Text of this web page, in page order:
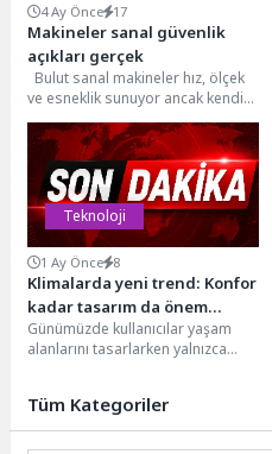
4 Ay Önce 17
Makineler sanal güvenlik
açıkları gerçek
Bulut sanal makineler hız, ölçek
ve esneklik sunuyor ancak kendi
başlarına bırakıldıklarında risk
oluşturuyor. Amazon...
Teknoloji
1 Ay Önce 8
Klimalarda yeni trend: Konfor
kadar tasarım da önem
kazanıyor
Günümüzde kullanıcılar yaşam
alanlarını tasarlarken yalnızca
mekânla uyumuna...
Tüm Kategoriler